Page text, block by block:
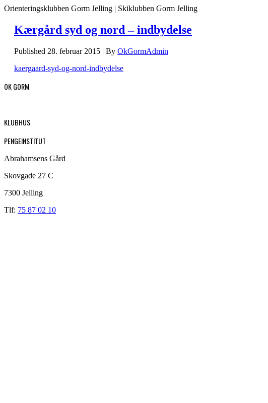
Orienteringsklubben Gorm Jelling | Skiklubben Gorm Jelling
Kærgård syd og nord – indbydelse
Published 28. februar 2015 | By OkGormAdmin
kaergaard-syd-og-nord-indbydelse
OK GORM
KLUBHUS
PENGEINSTITUT
Abrahamsens Gård
Skovgade 27 C
7300 Jelling
Tlf: 75 87 02 10